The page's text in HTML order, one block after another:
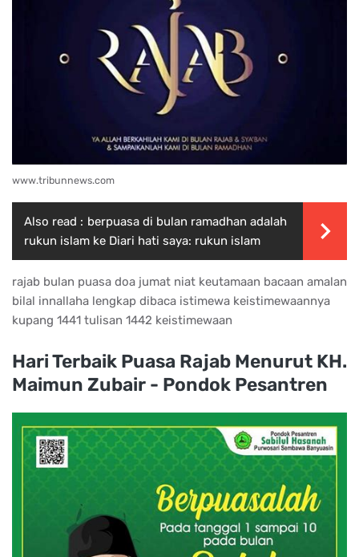
www.tribunnews.com
Also read : berpuasa di bulan ramadhan adalah
rukun islam ke Diari hati saya: rukun islam
rajab bulan puasa doa jumat niat keutamaan bacaan amalan
bilal innallaha lengkap dibaca istimewa keistimewaannya
kupang 1441 tulisan 1442 keistimewaan
Hari Terbaik Puasa Rajab Menurut KH.
Maimun Zubair - Pondok Pesantren